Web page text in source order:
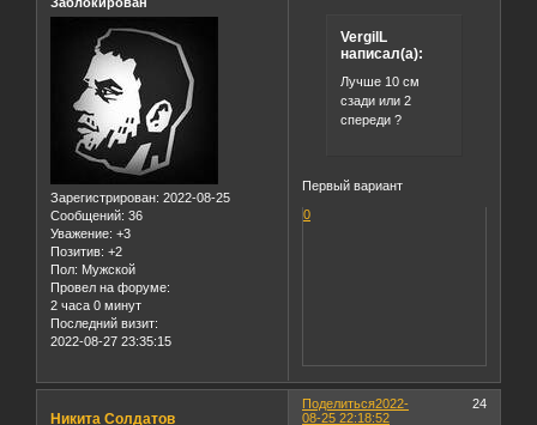
Зарегистрирован: 2022-08-25
Сообщений: 36
Уважение: +3
Позитив: +2
Пол: Мужской
Провел на форуме:
2 часа 0 минут
Последний визит:
2022-08-27 23:35:15
VergilL
написал(а):
Лучше 10 см
сзади или 2
спереди ?
Первый вариант
0
Поделиться 24
2022-
08-25 22:18:52
Никита Солдатов